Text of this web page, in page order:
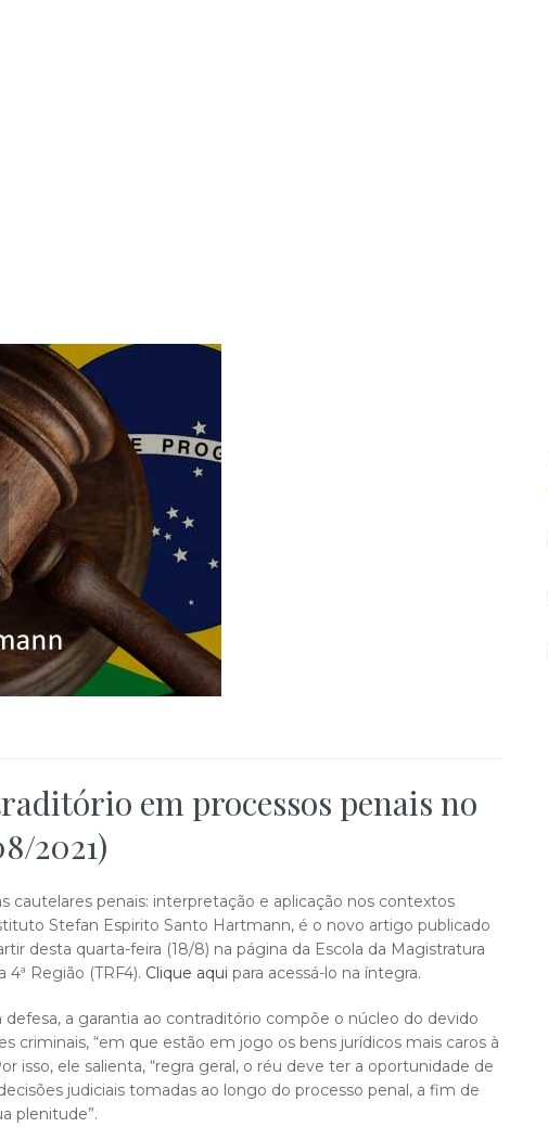
em processos penais no
2021)
cautelares penais: interpretação e aplicação nos contextos
Stefan Espirito Santo Hartmann, é o novo artigo publicado
desta quarta-feira (18/8) na página da Escola da Magistratura
Região (TRF4). Clique aqui para acessá-lo na íntegra.
a garantia ao contraditório compõe o núcleo do devido
criminais, “em que estão em jogo os bens jurídicos mais caros à
isso, ele salienta, “regra geral, o réu deve ter a oportunidade de
judiciais tomadas ao longo do processo penal, a fim de
plenitude”.